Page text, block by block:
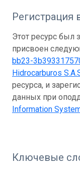
Регистрация
Этот ресурс был
присвоен
bb23-
Hidrocarburos
ресурса, и
данных при
Information
Ключевые